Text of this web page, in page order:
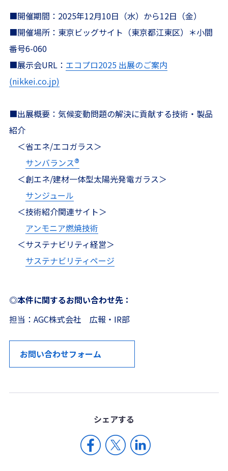
■開催期間：2025年12月10日（水）から12日（金）
■開催場所：東京ビッグサイト（東京都江東区）＊小間
番号6-060
■展示会URL： エコプロ2025 出展のご案内
(nikkei.co.jp)
■出展概要：気候変動問題の解決に貢献する技術・製品
紹介
＜省エネ/エコガラス＞
サンバランス®
＜創エネ/建材一体型太陽光発電ガラス＞
サンジュール
＜技術紹介関連サイト＞
アンモニア燃焼技術
＜サステナビリティ経営＞
サステナビリティページ
◎本件に関するお問い合わせ先：
担当：AGC株式会社 広報・IR部
お問い合わせフォーム
シェアする